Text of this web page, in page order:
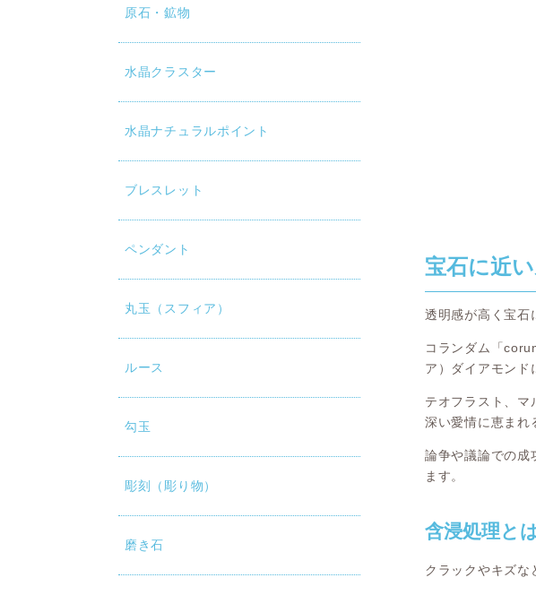
原石・鉱物
水晶クラスター
水晶ナチュラルポイント
ブレスレット
ペンダント
丸玉（スフィア）
ルース
勾玉
彫刻（彫り物）
磨き石
宝石に近
透明感が高く宝石
コランダム「
ア）ダイアモンド
テオフラスト、マ
深い愛情に恵まれ
論争や議論での成
ます。
含浸処理と
クラックやキズな